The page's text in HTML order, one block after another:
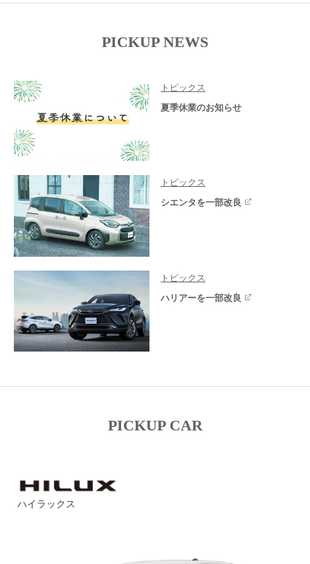
PICKUP NEWS
トピックス
夏季休業のお知らせ
トピックス
シエンタを一部改良
トピックス
ハリアーを一部改良
PICKUP CAR
ハイラックス